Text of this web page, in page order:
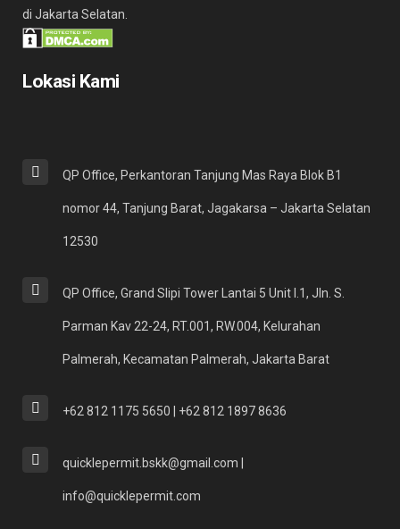
di Jakarta Selatan.
Lokasi Kami
QP Office, Perkantoran Tanjung Mas Raya Blok B1
nomor 44, Tanjung Barat, Jagakarsa – Jakarta Selatan
12530
QP Office, Grand Slipi Tower Lantai 5 Unit I.1, Jln. S.
Parman Kav 22-24, RT.001, RW.004, Kelurahan
Palmerah, Kecamatan Palmerah, Jakarta Barat
+62 812 1175 5650 | +62 812 1897 8636
quicklepermit.bskk@gmail.com |
info@quicklepermit.com